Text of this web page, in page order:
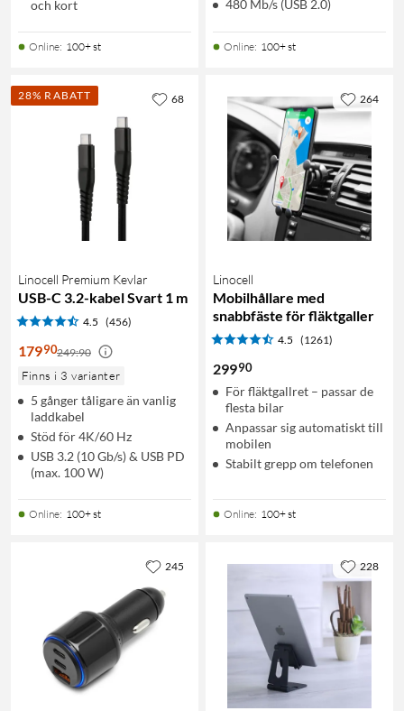
och kort
Online: 100+ st
480 Mb/s (USB 2.0)
Online: 100+ st
28% RABATT
Linocell Premium Kevlar
USB-C 3.2-kabel Svart 1 m
4.5 (456)
17990249:90
Finns i 3 varianter
5 gånger tåligare än vanlig
laddkabel
Stöd för 4K/60 Hz
USB 3.2 (10 Gb/s) & USB PD
(max. 100 W)
Online: 100+ st
68
Linocell
Mobilhållare med
snabbfäste för fläktgaller
4.5 (1261)
29990
För fläktgallret – passar de
flesta bilar
Anpassar sig automatiskt till
mobilen
Stabilt grepp om telefonen
Online: 100+ st
264
245 228